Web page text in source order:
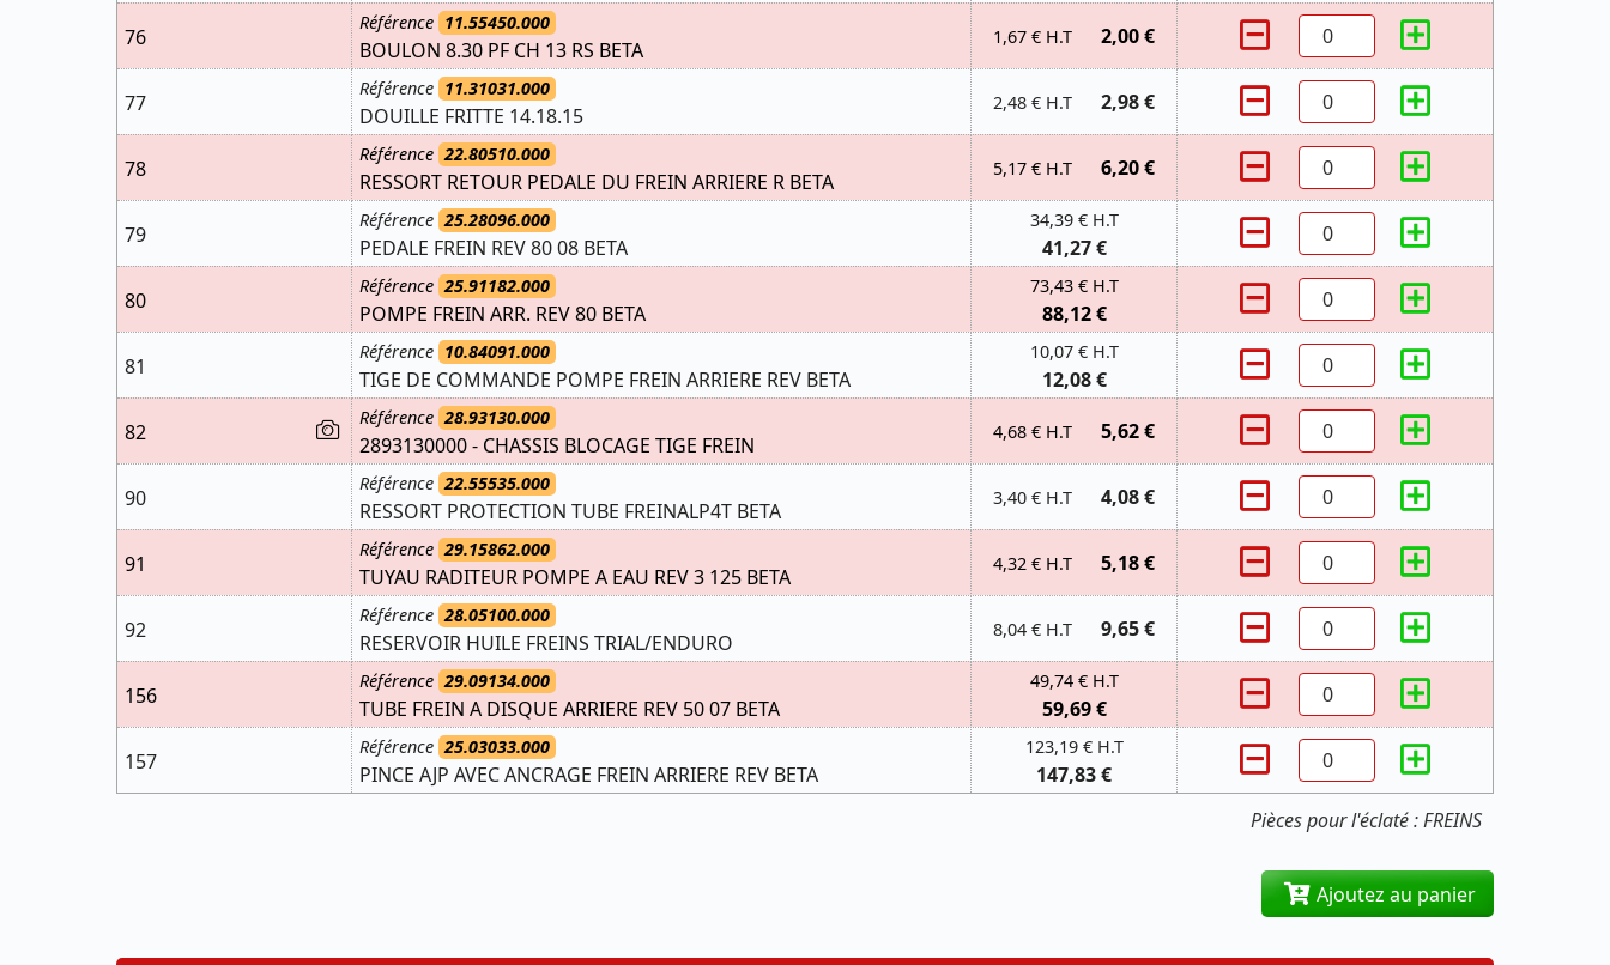
Pièces pour l'éclaté : FREINS
76
Référence 11.55450.000
BOULON 8.30 PF CH 13 RS BETA
1,67 € H.T 2,00 €
77
Référence 11.31031.000
DOUILLE FRITTE 14.18.15
2,48 € H.T 2,98 €
78
Référence 22.80510.000
RESSORT RETOUR PEDALE DU FREIN ARRIERE R BETA
5,17 € H.T 6,20 €
79
Référence 25.28096.000
PEDALE FREIN REV 80 08 BETA
34,39 € H.T
41,27 €
80
Référence 25.91182.000
POMPE FREIN ARR. REV 80 BETA
73,43 € H.T
88,12 €
81
Référence 10.84091.000
TIGE DE COMMANDE POMPE FREIN ARRIERE REV BETA
10,07 € H.T
12,08 €
82
Référence 28.93130.000
2893130000 - CHASSIS BLOCAGE TIGE FREIN
4,68 € H.T 5,62 €
90
Référence 22.55535.000
RESSORT PROTECTION TUBE FREINALP4T BETA
3,40 € H.T 4,08 €
91
Référence 29.15862.000
TUYAU RADITEUR POMPE A EAU REV 3 125 BETA
4,32 € H.T 5,18 €
92
Référence 28.05100.000
RESERVOIR HUILE FREINS TRIAL/ENDURO
8,04 € H.T 9,65 €
156
Référence 29.09134.000
TUBE FREIN A DISQUE ARRIERE REV 50 07 BETA
49,74 € H.T
59,69 €
157
Référence 25.03033.000
PINCE AJP AVEC ANCRAGE FREIN ARRIERE REV BETA
123,19 € H.T
147,83 €
Ajoutez au panier